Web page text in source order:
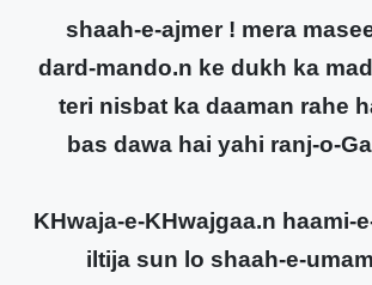
shaah-e-ajmer ! mera
dard-mando.n ke dukh ka
teri nisbat ka daaman rahe
bas dawa hai yahi ranj-o-
KHwaja-e-KHwajgaa.n haami-
iltija sun lo shaah-e-